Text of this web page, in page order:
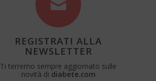
REGISTRATI ALLA
NEWSLETTER
Ti terremo sempre aggiornato sulle
novità di diabete.com